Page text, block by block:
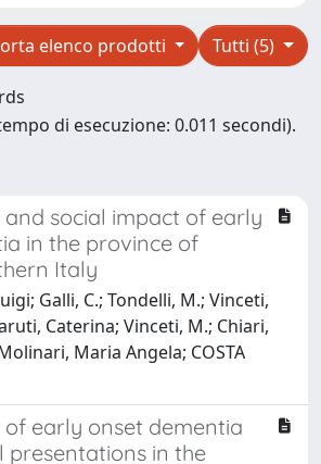
Tutti (5)
elenco prodotti
di esecuzione: 0.011 secondi).
and social impact of early
in the province of
Italy
Galli, C.; Tondelli, M.; Vinceti,
Caterina; Vinceti, M.; Chiari,
Maria Angela; COSTA
of early onset dementia
presentations in the